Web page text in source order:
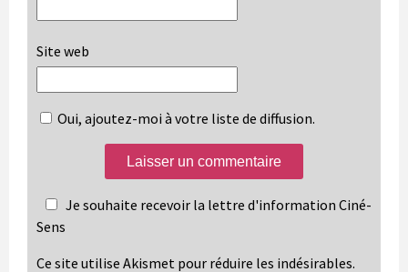
Site web
Oui, ajoutez-moi à votre liste de diffusion.
Je souhaite recevoir la lettre d'information Ciné-
Sens
Ce site utilise Akismet pour réduire les indésirables.